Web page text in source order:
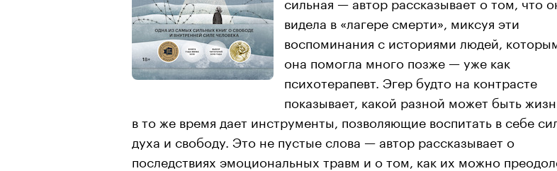
видела в «лагере смерти», миксуя эти
воспоминания с историями людей,
она помогла много позже — уже как
психотерапевт. Эгер будто на контрасте
показывает, какой разной может быть
в то же время дает инструменты, позволяющие воспитать в себе
духа и свободу. Это не пустые слова — автор рассказывает о
последствиях эмоциональных травм и о том, как их можно